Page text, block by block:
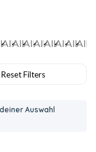
Auswahl